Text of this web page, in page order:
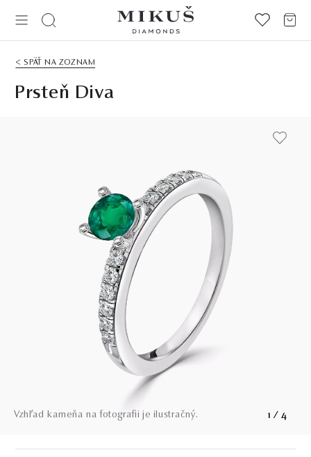
< SPÄŤ NA ZOZNAM
Prsteň Diva
Vzhľad kameňa na fotografii je ilustračný. 1 / 4